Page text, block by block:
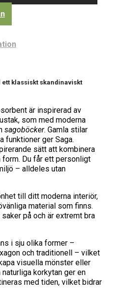
ett klassiskt skandinaviskt
är inspirerad av
som med moderna
sagoböcker. Gamla stilar
funktioner ger Saga.
sätt att kombinera
form. Du får ett personligt
– alldeles utan
till ditt moderna interiör,
material som finns.
på och är extremt bra
i sju olika former –
och traditionell – vilket
visuella mönster eller
korkytan ger en
med tiden, vilket bidrar